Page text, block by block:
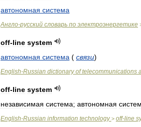
автономная система
Англо-русский словарь по электроэнергетике
off-line system
автономная система ( связи)
English-Russian dictionary of telecommunications
off-line system
независимая система; автономная
English-Russian information technology > off-line